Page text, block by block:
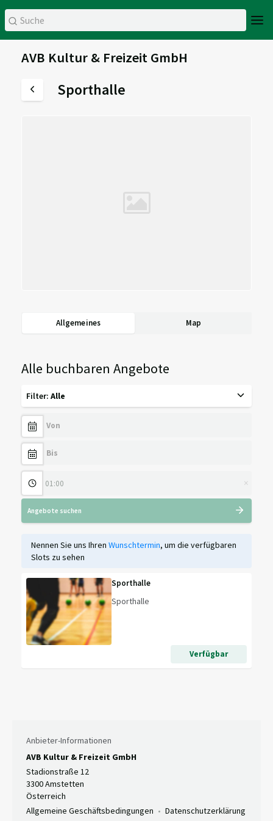
AVB Kultur & Freizeit GmbH
Sporthalle
Allgemeines Map
Alle buchbaren Angebote
Filter: Alle
×
Angebote suchen
Nennen Sie uns Ihren Wunschtermin, um die verfügbaren
Slots zu sehen
Sporthalle
Sporthalle
Verfügbar
Anbieter-Informationen
AVB Kultur & Freizeit GmbH
Stadionstraße 12
3300 Amstetten
Österreich
Allgemeine Geschäftsbedingungen
Datenschutzerklärung